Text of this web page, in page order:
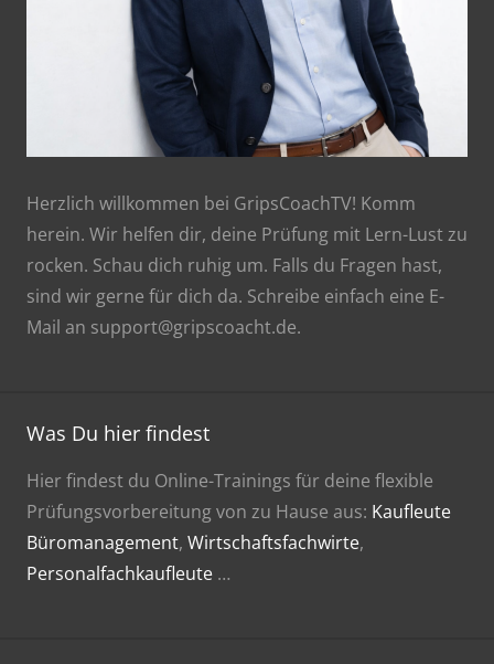
Herzlich willkommen bei GripsCoachTV! Komm
herein. Wir helfen dir, deine Prüfung mit Lern-Lust zu
rocken. Schau dich ruhig um. Falls du Fragen hast,
sind wir gerne für dich da. Schreibe einfach eine E-
Mail an support@gripscoacht.de.
Was Du hier findest
Hier findest du Online-Trainings für deine flexible
Prüfungsvorbereitung von zu Hause aus: Kaufleute
Büromanagement, Wirtschaftsfachwirte,
Personalfachkaufleute …